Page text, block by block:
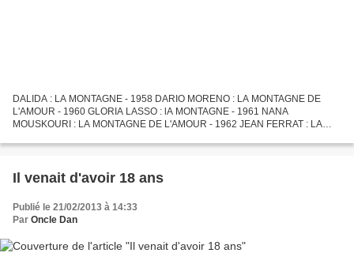
DALIDA : LA MONTAGNE - 1958 DARIO MORENO : LA MONTAGNE DE
L'AMOUR - 1960 GLORIA LASSO : lA MONTAGNE - 1961 NANA
MOUSKOURI : LA MONTAGNE DE L'AMOUR - 1962 JEAN FERRAT : LA
DALIDA : LE SOLEIL...
Il venait d'avoir 18 ans
Publié le 21/02/2013 à 14:33
Par Oncle Dan